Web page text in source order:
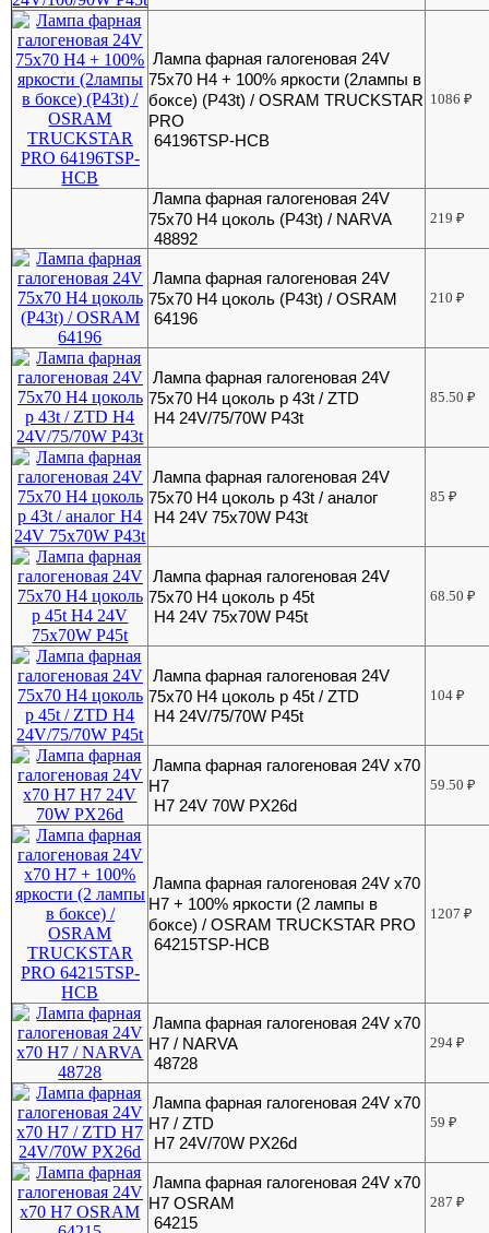
Лампа фарная галогеновая 24V
75х70 Н4 + 100% яркости (2лампы в
боксе) (Р43t) / OSRAM TRUCKSTAR
PRO
64196TSP-HCB
1086₽
Лампа фарная галогеновая 24V
75х70 Н4 цоколь (Р43t) / NARVA
48892
219₽
Лампа фарная галогеновая 24V
75х70 Н4 цоколь (Р43t) / OSRAM
64196
210₽
Лампа фарная галогеновая 24V
75х70 Н4 цоколь р 43t / ZTD
H4 24V/75/70W P43t
85.50₽
Лампа фарная галогеновая 24V
75х70 Н4 цоколь р 43t / аналог
H4 24V 75х70W P43t
85₽
Лампа фарная галогеновая 24V
75х70 Н4 цоколь р 45t
H4 24V 75х70W P45t
68.50₽
Лампа фарная галогеновая 24V
75х70 Н4 цоколь р 45t / ZTD
H4 24V/75/70W P45t
104₽
Лампа фарная галогеновая 24V х70
Н7
H7 24V 70W PX26d
59.50₽
Лампа фарная галогеновая 24V х70
Н7 + 100% яркости (2 лампы в
боксе) / OSRAM TRUCKSTAR PRO
64215TSP-HCB
1207₽
Лампа фарная галогеновая 24V х70
Н7 / NARVA
48728
294₽
Лампа фарная галогеновая 24V х70
Н7 / ZTD
H7 24V/70W PX26d
59₽
Лампа фарная галогеновая 24V х70
Н7 OSRAM
64215
287₽